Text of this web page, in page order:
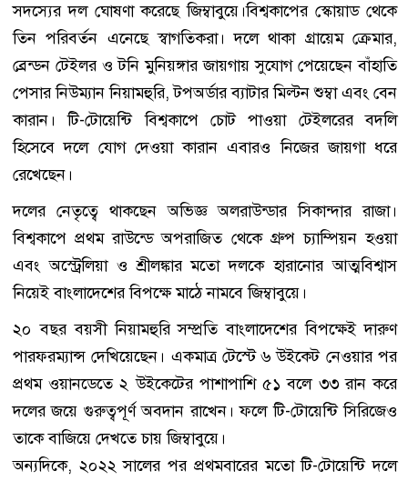
সদস্যের দল ঘোষণা করেছে জিম্বাবুয়ে।বিশ্বকাপের স্কোয়াড থেকে
তিন পরিবর্তন এনেছে স্বাগতিকরা। দলে থাকা গ্রায়েম ক্রেমার,
ব্রেন্ডন টেইলর ও টনি মুনিয়ঙ্গার জায়গায় সুযোগ পেয়েছেন বাঁহাতি
পেসার নিউম্যান নিয়ামহুরি, টপঅর্ডার ব্যাটার মিল্টন শুম্বা এবং বেন
কারান। টি-টোয়েন্টি বিশ্বকাপে চোট পাওয়া টেইলরের বদলি
হিসেবে দলে যোগ দেওয়া কারান এবারও নিজের জায়গা ধরে
রেখেছেন।
দলের নেতৃত্বে থাকছেন অভিজ্ঞ অলরাউন্ডার সিকান্দার রাজা।
বিশ্বকাপে প্রথম রাউন্ডে অপরাজিত থেকে গ্রুপ চ্যাম্পিয়ন হওয়া
এবং অস্ট্রেলিয়া ও শ্রীলঙ্কার মতো দলকে হারানোর আত্মবিশ্বাস
নিয়েই বাংলাদেশের বিপক্ষে মাঠে নামবে জিম্বাবুয়ে।
২০ বছর বয়সী নিয়ামহুরি সম্প্রতি বাংলাদেশের বিপক্ষেই দারুণ
পারফরম্যান্স দেখিয়েছেন। একমাত্র টেস্টে ৬ উইকেট নেওয়ার পর
প্রথম ওয়ানডেতে ২ উইকেটের পাশাপাশি ৫১ বলে ৩৩ রান করে
দলের জয়ে গুরুত্বপূর্ণ অবদান রাখেন। ফলে টি-টোয়েন্টি সিরিজেও
তাকে বাজিয়ে দেখতে চায় জিম্বাবুয়ে।
অন্যদিকে, ২০২২ সালের পর প্রথমবারের মতো টি-টোয়েন্টি দলে